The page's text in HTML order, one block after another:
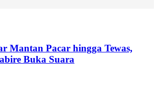
Mantan Pacar hingga Tewas,
Buka Suara